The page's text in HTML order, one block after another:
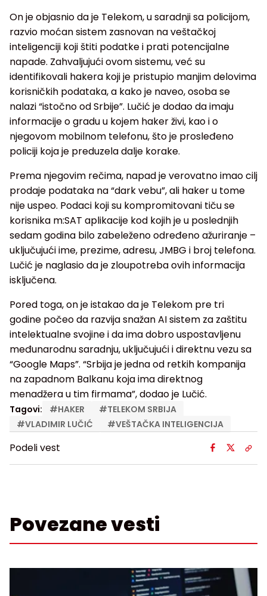
On je objasnio da je Telekom, u saradnji sa policijom,
razvio moćan sistem zasnovan na veštačkoj
inteligenciji koji štiti podatke i prati potencijalne
napade. Zahvaljujući ovom sistemu, već su
identifikovali hakera koji je pristupio manjim delovima
korisničkih podataka, a kako je naveo, osoba se
nalazi “istočno od Srbije”. Lučić je dodao da imaju
informacije o gradu u kojem haker živi, kao i o
njegovom mobilnom telefonu, što je prosleđeno
policiji koja je preduzela dalje korake.
Prema njegovim rečima, napad je verovatno imao cilj
prodaje podataka na “dark vebu”, ali haker u tome
nije uspeo. Podaci koji su kompromitovani tiču se
korisnika m:SAT aplikacije kod kojih je u poslednjih
sedam godina bilo zabeleženo određeno ažuriranje –
uključujući ime, prezime, adresu, JMBG i broj telefona.
Lučić je naglasio da je zloupotreba ovih informacija
isključena.
Pored toga, on je istakao da je Telekom pre tri
godine počeo da razvija snažan AI sistem za zaštitu
intelektualne svojine i da ima dobro uspostavljenu
međunarodnu saradnju, uključujući i direktnu vezu sa
“Google Maps”. “Srbija je jedna od retkih kompanija
na zapadnom Balkanu koja ima direktnog
menadžera u tim firmama”, dodao je Lučić.
Tagovi: #HAKER #TELEKOM SRBIJA
#VLADIMIR LUČIĆ #VEŠTAČKA INTELIGENCIJA
Podeli vest
Povezane vesti